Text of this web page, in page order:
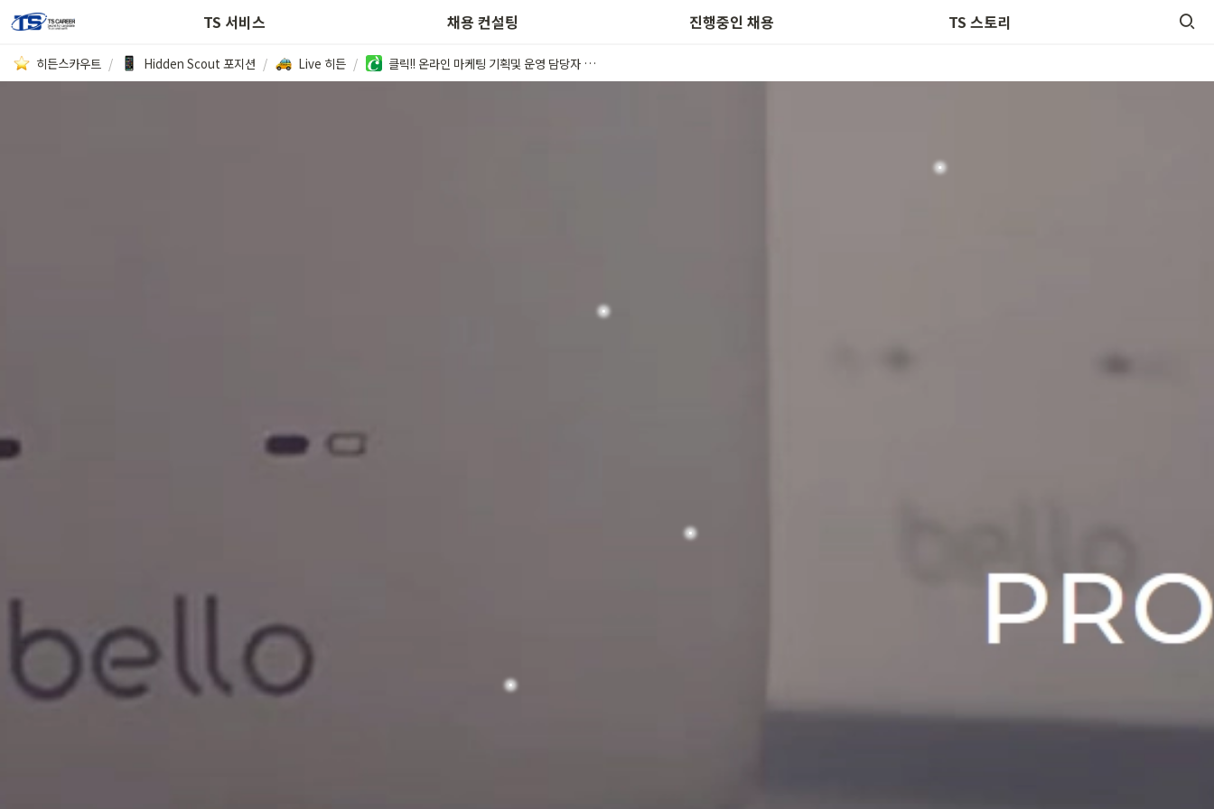
TS 서비스 채용 컨설팅 진행중인 채용 TS 스토리
히든스카우트 / Hidden Scout 포지션 / Live 히든 / 클릭!! 온라인 마케팅 기획및 운영 담당자 채용- (주)올리브헬스케어
헤드헌팅 사용 설명서 스타트업 채용지원 이력서 양식 다운로드 팀원을 모십니다